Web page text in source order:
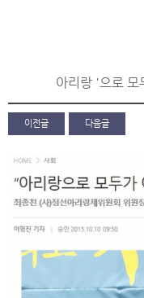
아리랑 '으로 모
이전글 다음글